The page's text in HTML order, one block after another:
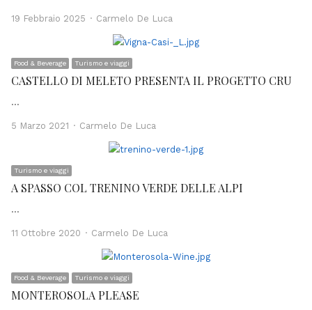
19 Febbraio 2025 Author
Carmelo De Luca
Food & Beverage Turismo e viaggi
CASTELLO DI MELETO PRESENTA IL PROGETTO CRU
…
5 Marzo 2021 Author
Carmelo De Luca
Turismo e viaggi
A SPASSO COL TRENINO VERDE DELLE ALPI
…
11 Ottobre 2020 Author
Carmelo De Luca
Food & Beverage Turismo e viaggi
MONTEROSOLA PLEASE